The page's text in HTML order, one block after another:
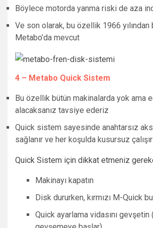
Böylece motorda yanma riski de aza
Ve son olarak, bu özellik 1966
Metabo’da mevcut
4 – Metabo Quick Sistem
Bu özellik bütün makinalarda yok ama
alacaksanız tavsiye ederiz
Quick sistem sayesinde anahtarsız
sağlanır ve her koşulda kusursuz çalışır
Quick Sistem için dikkat etmeniz
Makinayı kapatın
Disk dururken, kırmızı M-Quick
Quick ayarlama vidasını gevşetin